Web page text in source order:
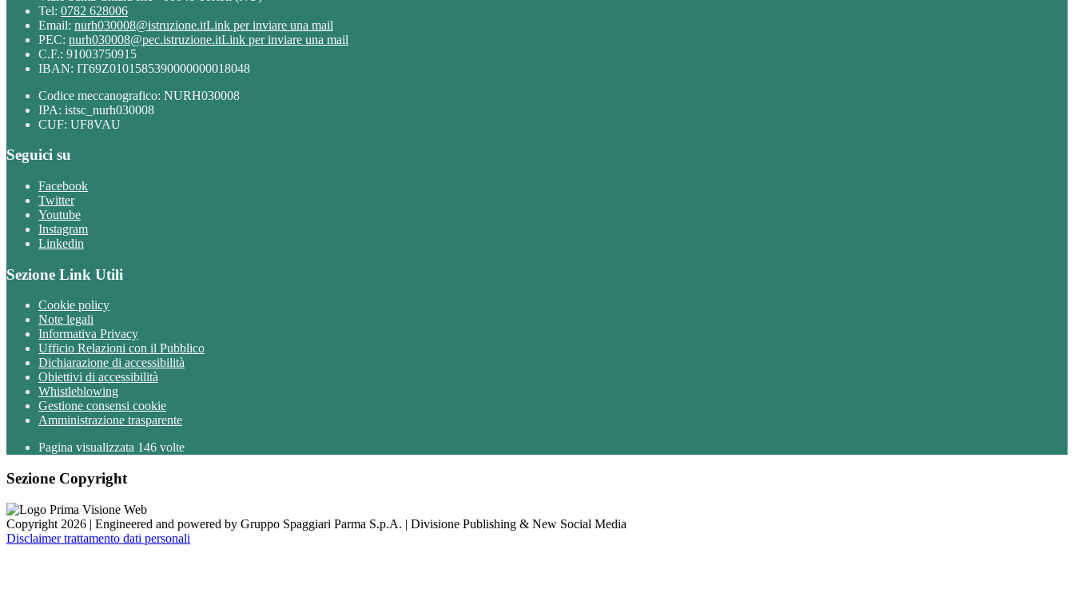
Tel: 0782 628006
Email: nurh030008@istruzione.itLink per inviare una mail
PEC: nurh030008@pec.istruzione.itLink per inviare una mail
C.F.: 91003750915
IBAN: IT69Z0101585390000000018048
Codice meccanografico: NURH030008
IPA: istsc_nurh030008
CUF: UF8VAU
Seguici su
Facebook
Twitter
Youtube
Instagram
Linkedin
Sezione Link Utili
Cookie policy
Note legali
Informativa Privacy
Ufficio Relazioni con il Pubblico
Dichiarazione di accessibilità
Obiettivi di accessibilità
Whistleblowing
Gestione consensi cookie
Amministrazione trasparente
Pagina visualizzata 146 volte
Sezione Copyright
Copyright 2026 | Engineered and powered by Gruppo Spaggiari Parma S.p.A. | Divisione Publishing & New Social Media
Disclaimer trattamento dati personali